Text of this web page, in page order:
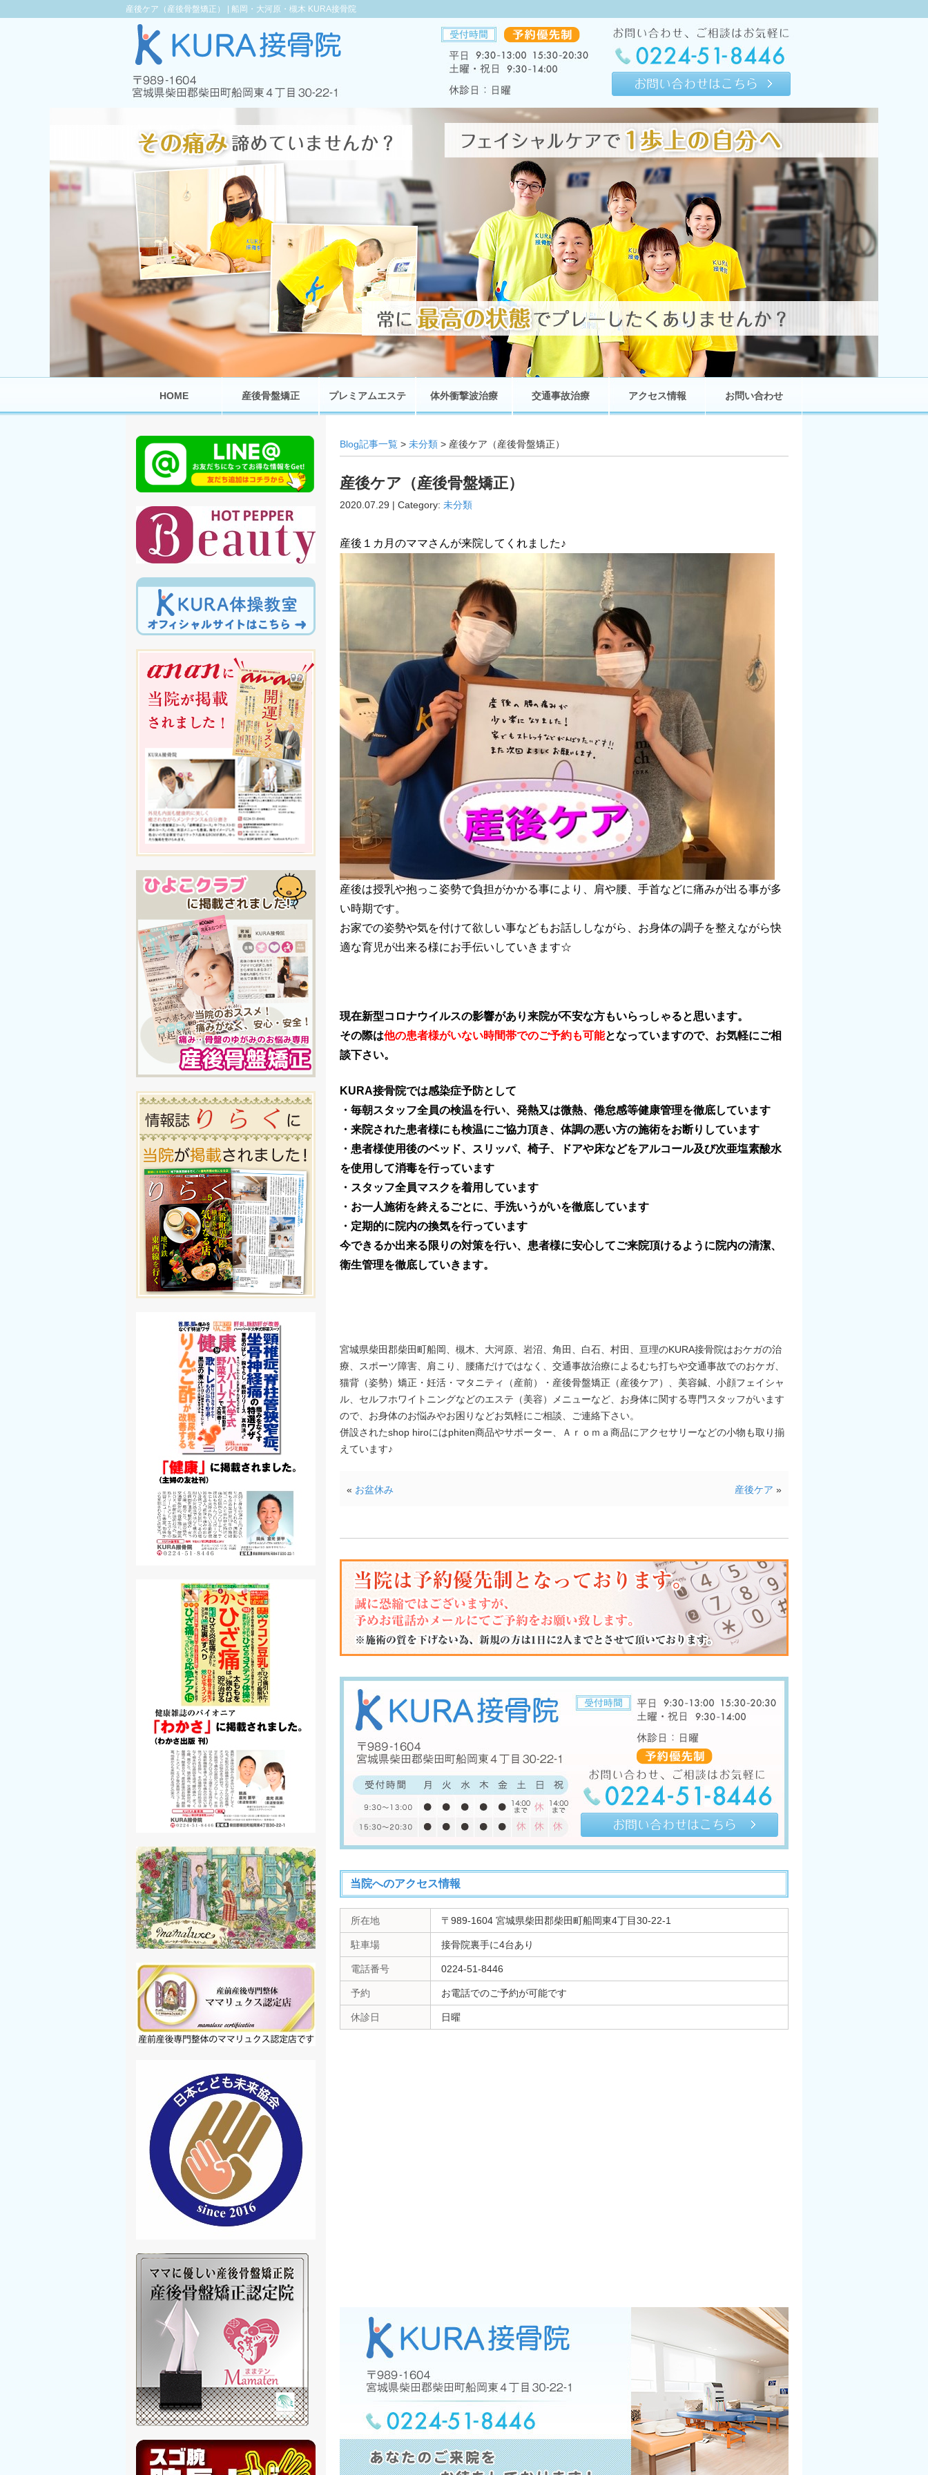
産後ケア（産後骨盤矯正） | 船岡・大河原・槻木 KURA接骨院
HOME 産後骨盤矯正 プレミアムエステ 体外衝撃波治療 交通事故治療 アクセス情報 お問い合わせ
Blog記事一覧 > 未分類 > 産後ケア（産後骨盤矯正）
産後ケア（産後骨盤矯正）
2020.07.29 | Category: 未分類
産後１カ月のママさんが来院してくれました♪
産後は授乳や抱っこ姿勢で負担がかかる事により、肩や腰、手首などに痛みが出る事が多
い時期です。
お家での姿勢や気を付けて欲しい事などもお話ししながら、お身体の調子を整えながら快
適な育児が出来る様にお手伝いしていきます☆
現在新型コロナウイルスの影響があり来院が不安な方もいらっしゃると思います。
その際は他の患者様がいない時間帯でのご予約も可能となっていますので、お気軽にご相
談下さい。
KURA接骨院では感染症予防として
・毎朝スタッフ全員の検温を行い、発熱又は微熱、倦怠感等健康管理を徹底しています
・来院された患者様にも検温にご協力頂き、体調の悪い方の施術をお断りしています
・患者様使用後のベッド、スリッパ、椅子、ドアや床などをアルコール及び次亜塩素酸水
を使用して消毒を行っています
・スタッフ全員マスクを着用しています
・お一人施術を終えるごとに、手洗いうがいを徹底しています
・定期的に院内の換気を行っています
今できるか出来る限りの対策を行い、患者様に安心してご来院頂けるように院内の清潔、
衛生管理を徹底していきます。
宮城県柴田郡柴田町船岡、槻木、大河原、岩沼、角田、白石、村田、亘理のKURA接骨院はおケガの治
療、スポーツ障害、肩こり、腰痛だけではなく、交通事故治療によるむち打ちや交通事故でのおケガ、
猫背（姿勢）矯正・妊活・マタニティ（産前）・産後骨盤矯正（産後ケア）、美容鍼、小顔フェイシャ
ル、セルフホワイトニングなどのエステ（美容）メニューなど、お身体に関する専門スタッフがいます
ので、お身体のお悩みやお困りなどお気軽にご相談、ご連絡下さい。
併設されたshop hiroにはphiten商品やサポーター、Ａｒｏｍａ商品にアクセサリーなどの小物も取り揃
えています♪
産後ケア »
« お盆休み
当院へのアクセス情報
所在地 〒989-1604 宮城県柴田郡柴田町船岡東4丁目30-22-1
駐車場 接骨院裏手に4台あり
電話番号 0224-51-8446
予約 お電話でのご予約が可能です
休診日 日曜